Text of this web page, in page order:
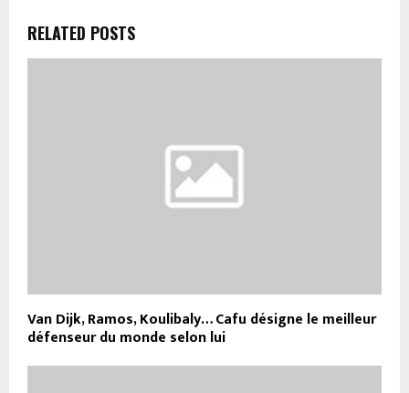
RELATED POSTS
Van Dijk, Ramos, Koulibaly… Cafu désigne le meilleur
défenseur du monde selon lui